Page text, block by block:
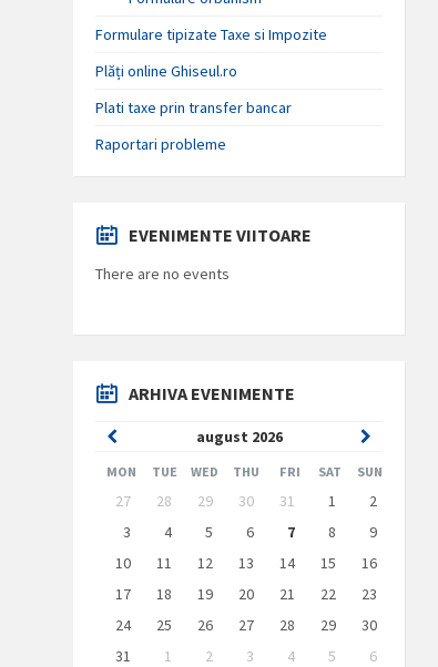
Formulare tipizate Taxe si Impozite
Plăți online Ghiseul.ro
Plati taxe prin transfer bancar
Raportari probleme
EVENIMENTE VIITOARE
There are no events
ARHIVA EVENIMENTE
august 2026
Previous
Month
Next
Month
MON TUE WED THU FRI SAT SUN
Skip
calendar
days
27 28 29 30 31 1
2
3
4 5 6 7 8
9
10
11 12 13 14 15
16
17
18 19 20 21 22
23
24
25 26 27 28 29
30
31
1 2 3 4 5
6